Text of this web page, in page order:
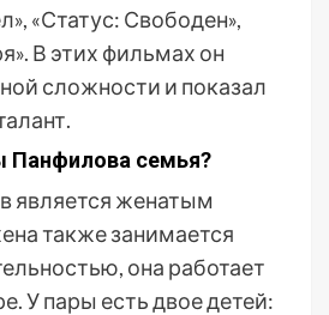
«Статус: Свободен»,
В этих фильмах он
сложности и показал
Панфилова семья?
является женатым
также занимается
она работает
У пары есть двое детей: